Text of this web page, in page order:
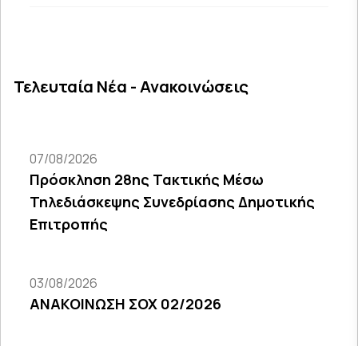
Τελευταία Νέα - Ανακοινώσεις
07/08/2026
Πρόσκληση 28ης Τακτικής Μέσω
Τηλεδιάσκεψης Συνεδρίασης Δημοτικής
Επιτροπής
03/08/2026
ΑΝΑΚΟΙΝΩΣΗ ΣΟΧ 02/2026